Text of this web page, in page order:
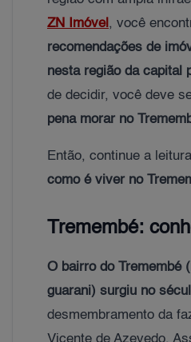
ZN Imóvel , você
recomendações de
nesta região da capital
de decidir, você deve
pena morar no
Então, continue a
como é viver no
O bairro do Tremembé
guarani) surgiu no
desmembramento da
Vicente de Azevedo.